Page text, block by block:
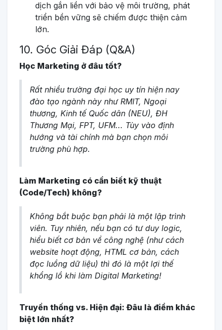
dịch gắn liền với bảo vệ môi trường, phát
triển bền vững sẽ chiếm được thiện cảm
lớn.
10. Góc Giải Đáp (Q&A)
Học Marketing ở đâu tốt?
Rất nhiều trường đại học uy tín hiện nay
đào tạo ngành này như RMIT, Ngoại
thương, Kinh tế Quốc dân (NEU), ĐH
Thương Mại, FPT, UFM... Tùy vào định
hướng và tài chính mà bạn chọn môi
trường phù hợp.
Làm Marketing có cần biết kỹ thuật
(Code/Tech) không?
Không bắt buộc bạn phải là một lập trình
viên. Tuy nhiên, nếu bạn có tư duy logic,
hiểu biết cơ bản về công nghệ (như cách
website hoạt động, HTML cơ bản, cách
đọc luồng dữ liệu) thì đó là một lợi thế
khổng lồ khi làm Digital Marketing!
Truyền thống vs. Hiện đại: Đâu là điểm khác
biệt lớn nhất?